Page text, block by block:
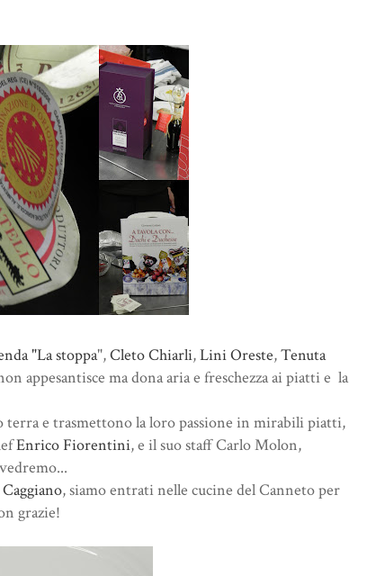
"La stoppa",Cleto Chiarli,Lini Oreste,Tenuta
appesantisce ma dona aria e freschezza ai piatti e la
terra e trasmettono la loro passione in mirabili piatti,
Enrico Fiorentini, e il suo staff Carlo Molon,
, siamo entrati nelle cucine del Canneto per
grazie!